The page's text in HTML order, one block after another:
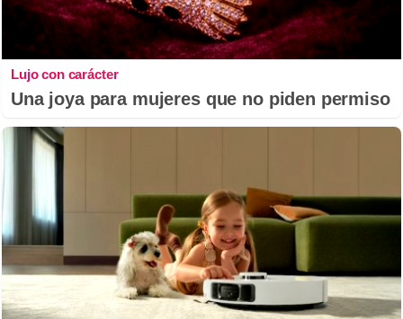
Lujo con carácter
Una joya para mujeres que no piden permiso